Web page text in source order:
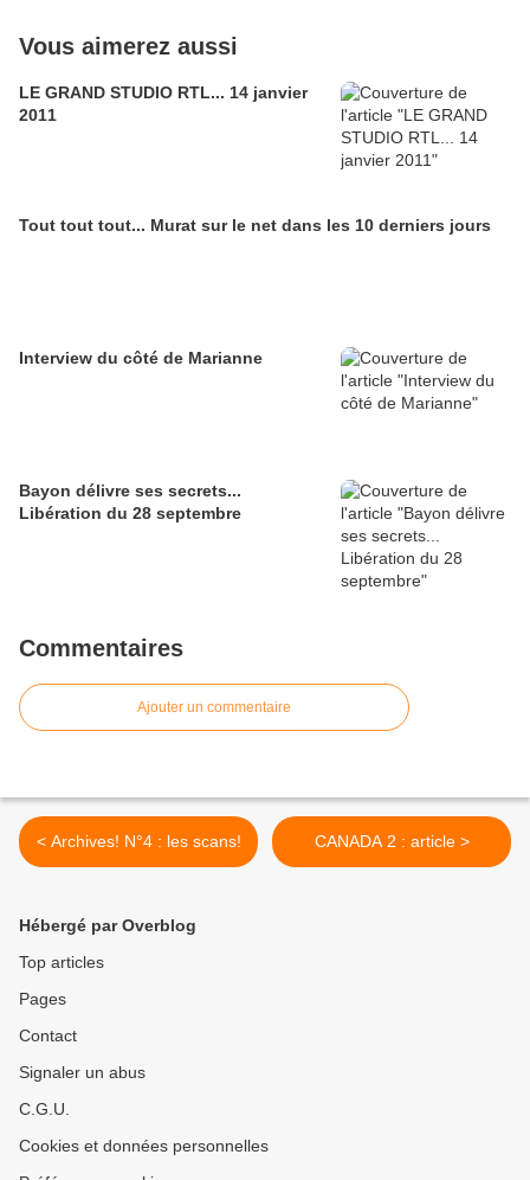
Vous aimerez aussi
LE GRAND STUDIO RTL... 14 janvier
2011
Tout tout tout... Murat sur le net dans les 10 derniers jours
Interview du côté de Marianne
Bayon délivre ses secrets...
Libération du 28 septembre
Commentaires
Ajouter un commentaire
< Archives! N°4 : les scans! CANADA 2 : article >
Hébergé par Overblog
Top articles
Pages
Contact
Signaler un abus
C.G.U.
Cookies et données personnelles